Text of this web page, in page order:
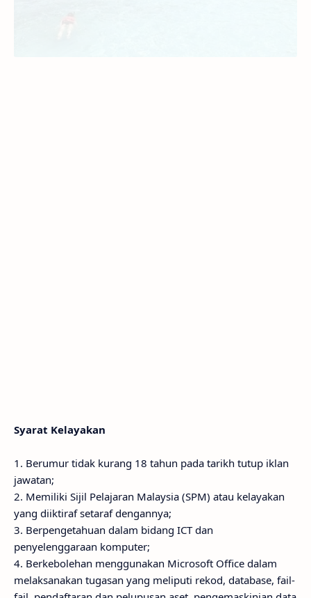
Syarat Kelayakan
1. Berumur tidak kurang 18 tahun pada tarikh tutup iklan
jawatan;
2. Memiliki Sijil Pelajaran Malaysia (SPM) atau kelayakan
yang diiktiraf setaraf dengannya;
3. Berpengetahuan dalam bidang ICT dan
penyelenggaraan komputer;
4. Berkebolehan menggunakan Microsoft Office dalam
melaksanakan tugasan yang meliputi rekod, database, fail-